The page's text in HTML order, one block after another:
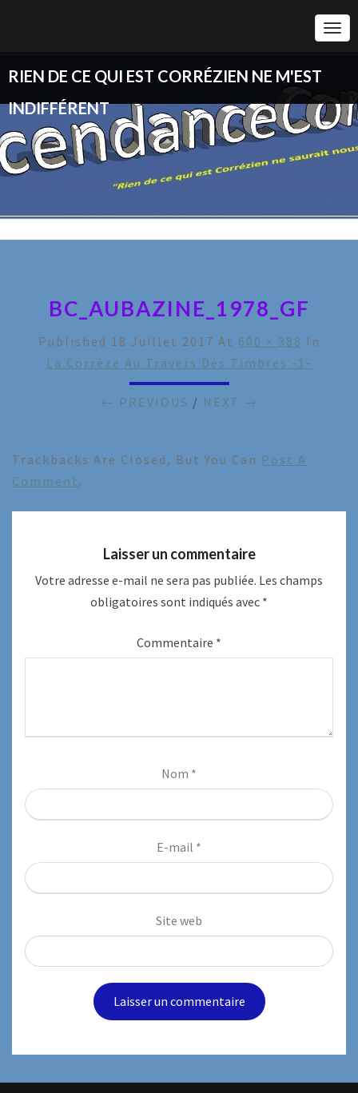
RIEN DE CE QUI EST CORRÉZIEN NE M'EST
INDIFFÉRENT
BC_AUBAZINE_1978_GF
Published 18 Juillet 2017 At 600 × 388 In
La Corrèze Au Travers Des Timbres -1-
← PREVIOUS / NEXT →
Trackbacks Are Closed, But You Can Post A
Comment .
Laisser un commentaire
Votre adresse e-mail ne sera pas publiée. Les champs
obligatoires sont indiqués avec *
Commentaire *
Nom *
E-mail *
Site web